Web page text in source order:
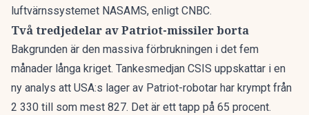
luftvärnssystemet NASAMS, enligt CNBC.
Två tredjedelar av Patriot-missiler borta
Bakgrunden är den massiva förbrukningen i det fem
månader långa kriget. Tankesmedjan CSIS uppskattar i en
ny analys att USA:s lager av Patriot-robotar har krympt från
2 330 till som mest 827. Det är ett tapp på 65 procent.